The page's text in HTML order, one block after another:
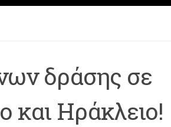
δράσης σε
και Ηράκλειο!